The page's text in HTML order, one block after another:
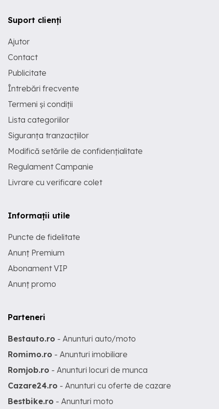
Suport clienți
Ajutor
Contact
Publicitate
Întrebări frecvente
Termeni și condiții
Lista categoriilor
Siguranța tranzacțiilor
Modifică setările de confidențialitate
Regulament Campanie
Livrare cu verificare colet
Informații utile
Puncte de fidelitate
Anunț Premium
Abonament VIP
Anunț promo
Parteneri
Bestauto.ro - Anunturi auto/moto
Romimo.ro - Anunturi imobiliare
Romjob.ro - Anunturi locuri de munca
Cazare24.ro - Anunturi cu oferte de cazare
Bestbike.ro - Anunturi moto